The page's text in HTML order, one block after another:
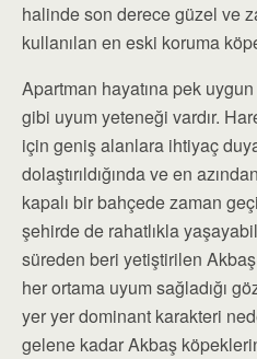
halinde son derece güzel ve
kullanılan en eski koruma
Apartman hayatına pek
gibi uyum yeteneği vardır.
için geniş alanlara ihtiyaç
dolaştırıldığında ve en
kapalı bir bahçede zaman
şehirde de rahatlıkla
süreden beri yetiştirilen
her ortama uyum sağladığı
yer yer dominant karakteri
gelene kadar Akbaş